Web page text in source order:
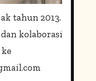
tahun 2013.
kolaborasi